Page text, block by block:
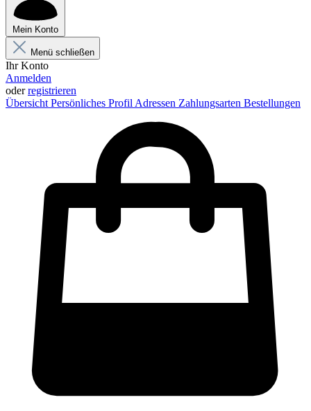
Mein Konto
Menü schließen
Ihr Konto
Anmelden
oderregistrieren
Übersicht Persönliches Profil Adressen Zahlungsarten Bestellungen